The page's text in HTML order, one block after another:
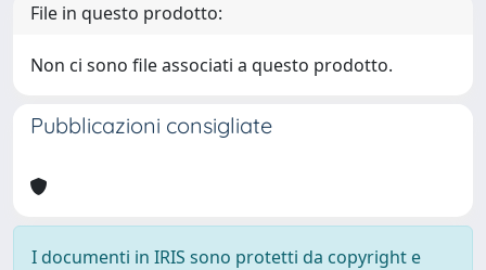
File in questo prodotto:
Non ci sono file associati a questo prodotto.
Pubblicazioni consigliate
I documenti in IRIS sono protetti da copyright e